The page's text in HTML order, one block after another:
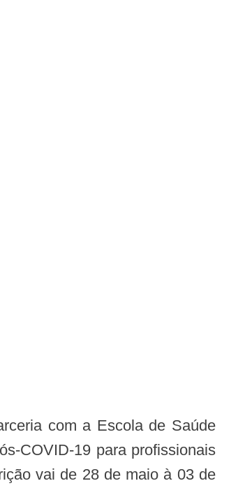
com a Escola de Saúde
COVID-19 para profissionais
vai de 28 de maio à 03 de